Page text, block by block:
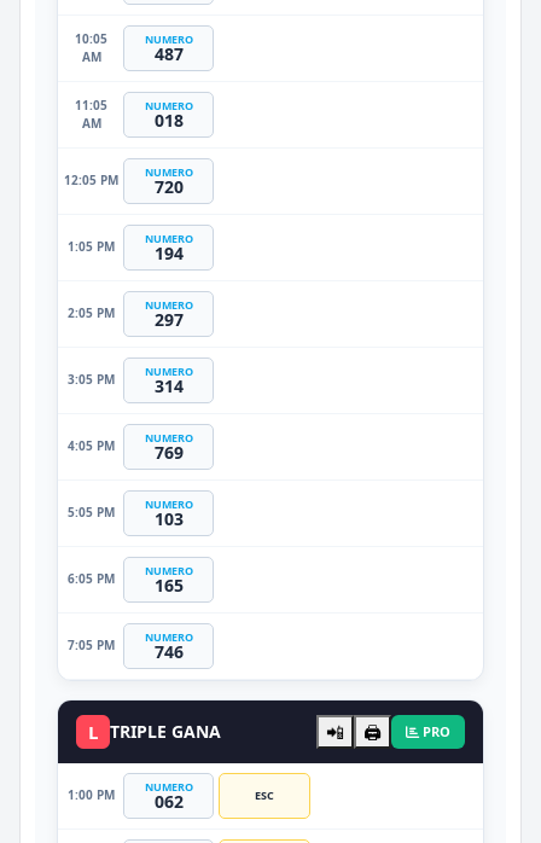
10:05
AM
NUMERO
487
11:05
AM
NUMERO
018
12:05 PM NUMERO
720
1:05 PM NUMERO
194
2:05 PM NUMERO
297
3:05 PM NUMERO
314
4:05 PM NUMERO
769
5:05 PM NUMERO
103
6:05 PM NUMERO
165
7:05 PM NUMERO
746
L TRIPLE GANA 📲 🖨️ PRO
1:00 PM NUMERO
062 ESC